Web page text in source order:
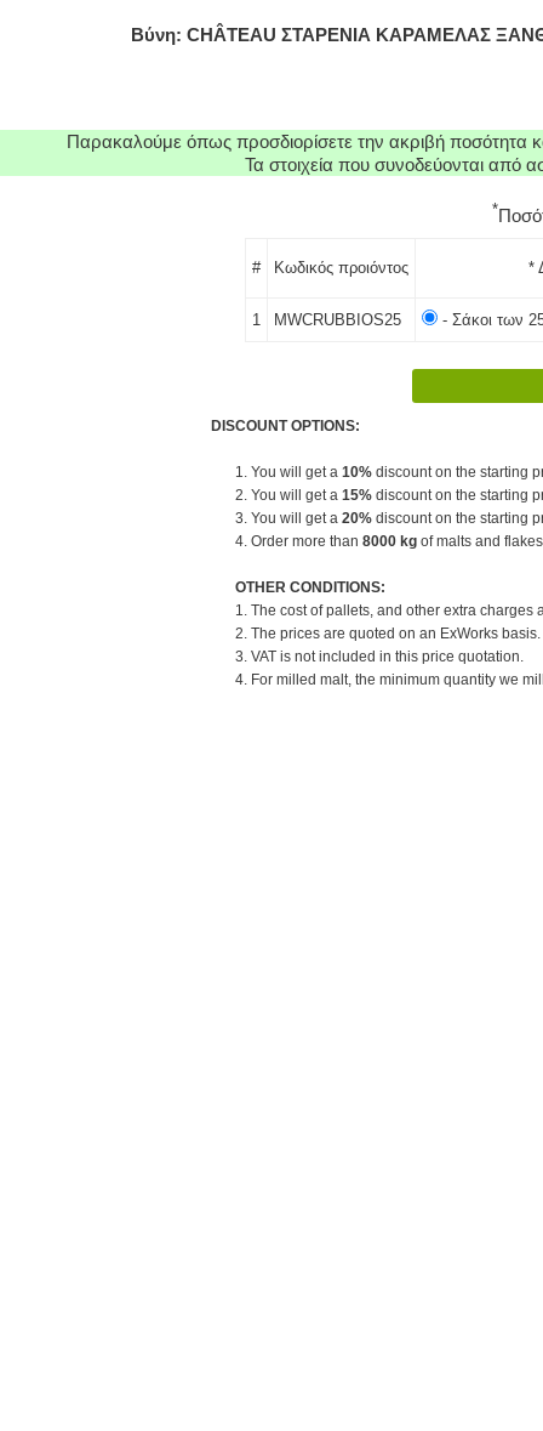
Βύνη: CHÂTEAU ΣΤΑΡΕΝΙΑ ΚΑΡΑΜΕΛΑΣ
Παρακαλούμε όπως προσδιορίσετε την ακριβή ποσότητα
Τα στοιχεία που συνοδεύονται από
*
# Κωδικός προιόντος *
1 MWCRUBBIOS25 - Σάκοι των
DISCOUNT OPTIONS:
1. You will get a 10% discount on the starting
2. You will get a 15% discount on the starting
3. You will get a 20% discount on the starting
4. Order more than 8000 kg of malts and
OTHER CONDITIONS:
1. The cost of pallets, and other extra
2. The prices are quoted on an ExWorks
3. VAT is not included in this price quotation.
4. For milled malt, the minimum quantity we